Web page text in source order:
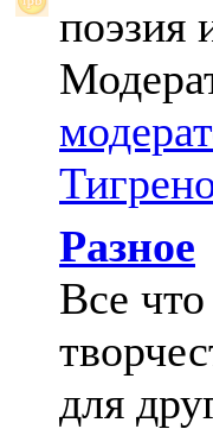
поэзия
Разное
Все что
для